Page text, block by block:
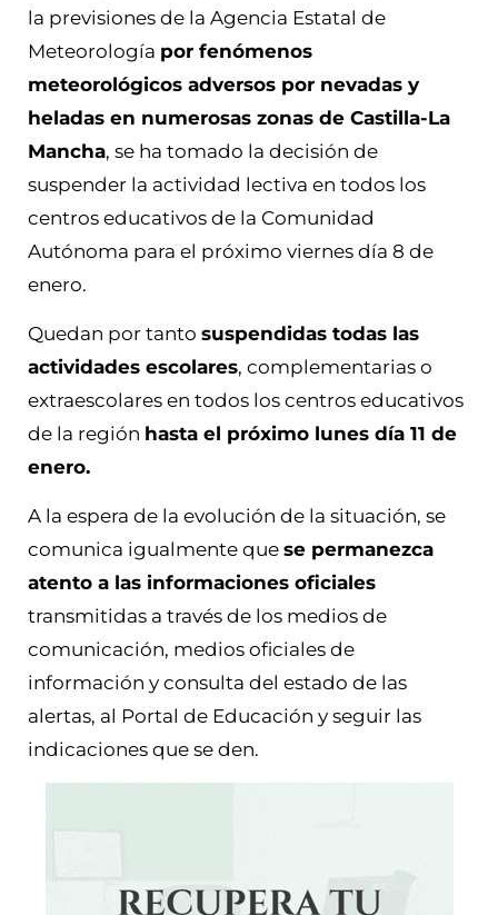
la previsiones de la Agencia Estatal de
Meteorología por fenómenos
meteorológicos adversos por nevadas y
heladas en numerosas zonas de Castilla-La
Mancha, se ha tomado la decisión de
suspender la actividad lectiva en todos los
centros educativos de la Comunidad
Autónoma para el próximo viernes día 8 de
enero.
Quedan por tanto suspendidas todas las
actividades escolares, complementarias o
extraescolares en todos los centros educativos
de la región hasta el próximo lunes día 11 de
enero.
A la espera de la evolución de la situación, se
comunica igualmente que se permanezca
atento a las informaciones oficiales
transmitidas a través de los medios de
comunicación, medios oficiales de
información y consulta del estado de las
alertas, al Portal de Educación y seguir las
indicaciones que se den.